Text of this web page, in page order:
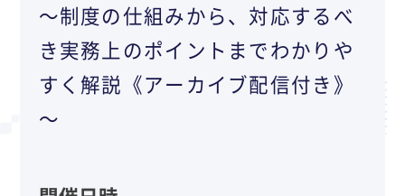
～制度の仕組みから、対応するべ
き実務上のポイントまでわかりや
すく解説《アーカイブ配信付き》
～